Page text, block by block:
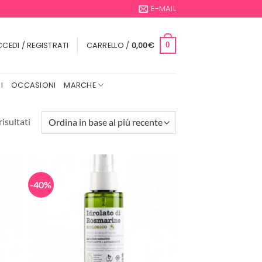
E-MAIL
/ REGISTRATI CARRELLO / 0,00€ 0
OCCASIONI MARCHE
Ordina
più
recente
-40%